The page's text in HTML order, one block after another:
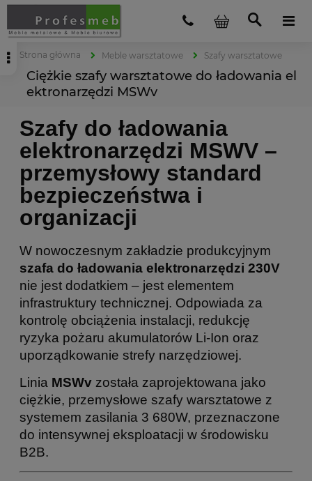
Strona główna Meble warsztatowe Szafy warsztatowe
Ciężkie szafy warsztatowe do ładowania el
ektronarzędzi MSWv
Szafy do ładowania
elektronarzędzi MSWV –
przemysłowy standard
bezpieczeństwa i
organizacji
W nowoczesnym zakładzie produkcyjnym
szafa do ładowania elektronarzędzi 230V
nie jest dodatkiem – jest elementem
infrastruktury technicznej. Odpowiada za
kontrolę obciążenia instalacji, redukcję
ryzyka pożaru akumulatorów Li-Ion oraz
uporządkowanie strefy narzędziowej.
Linia MSWv została zaprojektowana jako
ciężkie, przemysłowe szafy warsztatowe z
systemem zasilania 3 680W, przeznaczone
do intensywnej eksploatacji w środowisku
B2B.